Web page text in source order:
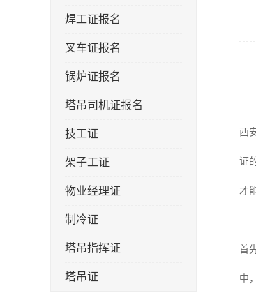
焊工证报名
叉车证报名
锅炉证报名
塔吊司机证报名
技工证
架子工证
物业经理证
制冷证
塔吊指挥证
塔吊证
西
证
才
首
中